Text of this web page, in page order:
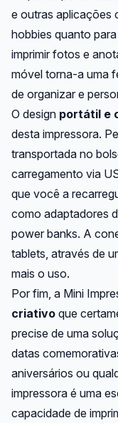
e outras aplicações
hobbies quanto
imprimir fotos e
móvel torna-a uma
de organizar e
O design portátil e
desta impressora.
transportada no
carregamento via
que você a
como adaptadores
power banks. A
tablets, através de
mais o uso.
Por fim, a Mini
criativo que
precise de uma
datas
aniversários ou
impressora é uma
capacidade de